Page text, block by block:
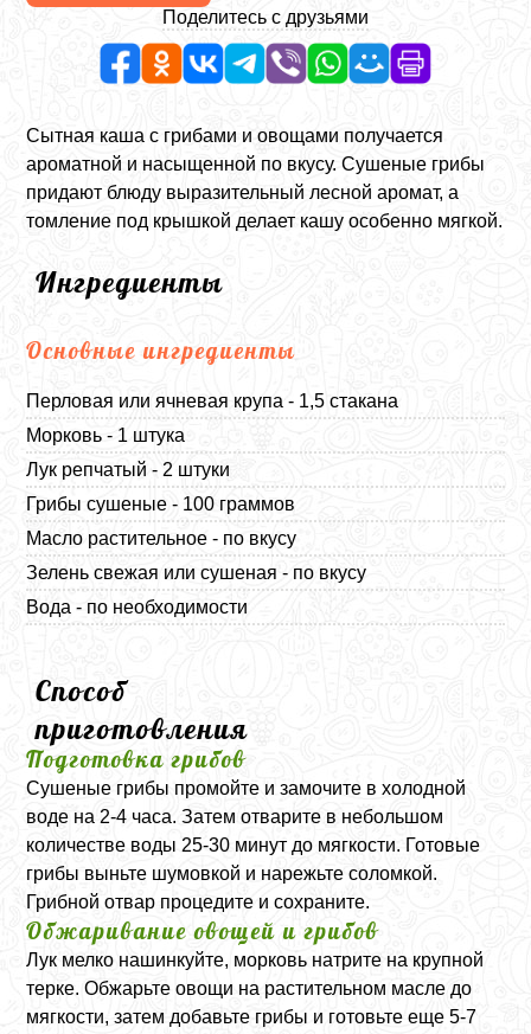
Поделитесь с друзьями
Сытная каша с грибами и овощами получается
ароматной и насыщенной по вкусу. Сушеные грибы
придают блюду выразительный лесной аромат, а
томление под крышкой делает кашу особенно мягкой.
Ингредиенты
Основные ингредиенты
Перловая или ячневая крупа - 1,5 стакана
Морковь - 1 штука
Лук репчатый - 2 штуки
Грибы сушеные - 100 граммов
Масло растительное - по вкусу
Зелень свежая или сушеная - по вкусу
Вода - по необходимости
Способ
приготовления
Подготовка грибов
Сушеные грибы промойте и замочите в холодной
воде на 2-4 часа. Затем отварите в небольшом
количестве воды 25-30 минут до мягкости. Готовые
грибы выньте шумовкой и нарежьте соломкой.
Грибной отвар процедите и сохраните.
Обжаривание овощей и грибов
Лук мелко нашинкуйте, морковь натрите на крупной
терке. Обжарьте овощи на растительном масле до
мягкости, затем добавьте грибы и готовьте еще 5-7